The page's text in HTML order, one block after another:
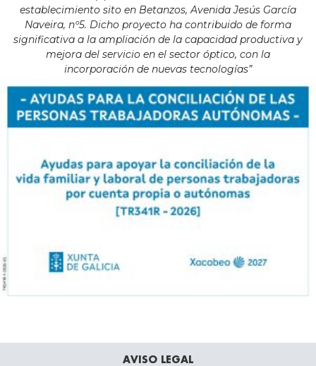
establecimiento sito en Betanzos, Avenida Jesús García
Naveira, nº5. Dicho proyecto ha contribuido de forma
significativa a la ampliación de la capacidad productiva y
mejora del servicio en el sector óptico, con la
incorporación de nuevas tecnologías”
AVISO LEGAL